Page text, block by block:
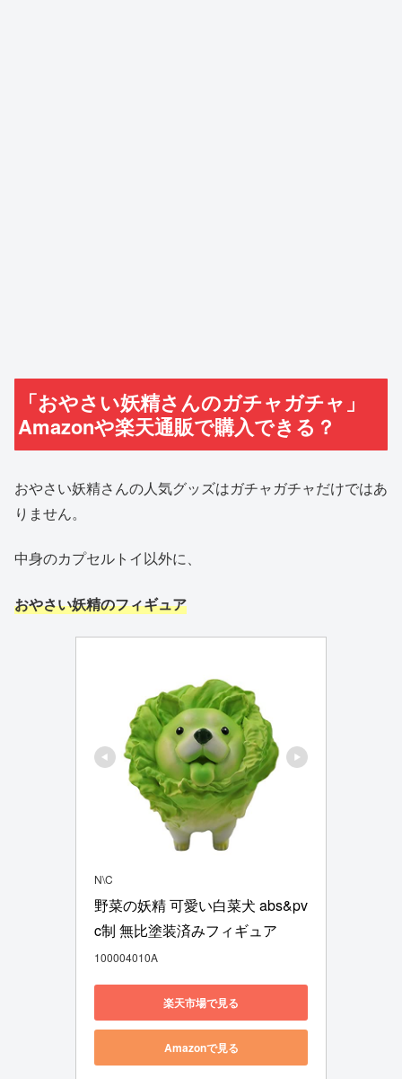
「おやさい妖精さんのガチャガチャ」
Amazonや楽天通販で購入できる？
おやさい妖精さんの人気グッズはガチャガチャだけではあ
りません。
中身のカプセルトイ以外に、
おやさい妖精のフィギュア
N\C
野菜の妖精 可愛い白菜犬 abs&pv
c制 無比塗装済みフィギュア
100004010A
楽天市場で見る
Amazonで見る